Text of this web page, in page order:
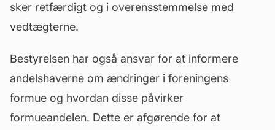
sker retfærdigt og i overensstemmelse med
vedtægterne.
Bestyrelsen har også ansvar for at informere
andelshaverne om ændringer i foreningens
formue og hvordan disse påvirker
formueandelen. Dette er afgørende for at